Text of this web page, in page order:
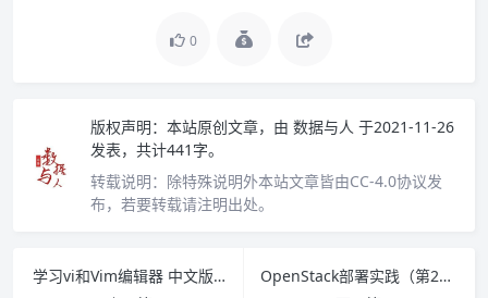
0
版权声明： 本站原创文章，由 数据与人 于2021-11-26
发表，共计441字。
转载说明： 除特殊说明外本站文章皆由CC-4.0协议发
布，若要转载请注明出处。
学习vi和Vim编辑器 中文版（第7版） PDF下载
OpenStack部署实践（第2版）PDF下载